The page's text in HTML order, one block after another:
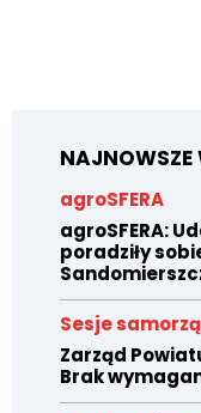
agroSFERA
agroSFERA:
poradziły
Sesje
Zarząd
Brak